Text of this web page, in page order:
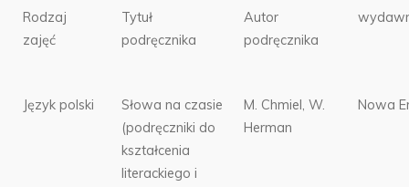
Rodzaj
zajęć
Tytuł
podręcznika
Autor
podręcznika
Język polski
Słowa na czasie
(podręczniki do
kształcenia
literackiego i
M. Chmiel, W.
Herman
Nowa